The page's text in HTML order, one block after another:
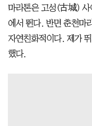
마라톤은 고성(古城) 사
에서 뛴다. 반면 춘천마
자연친화적이다. 제가
했다.